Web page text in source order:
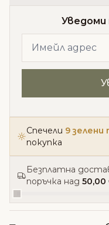
Уведоми
Спечели 9 зелени
покупка
Безплатна
поръчка над 50,00